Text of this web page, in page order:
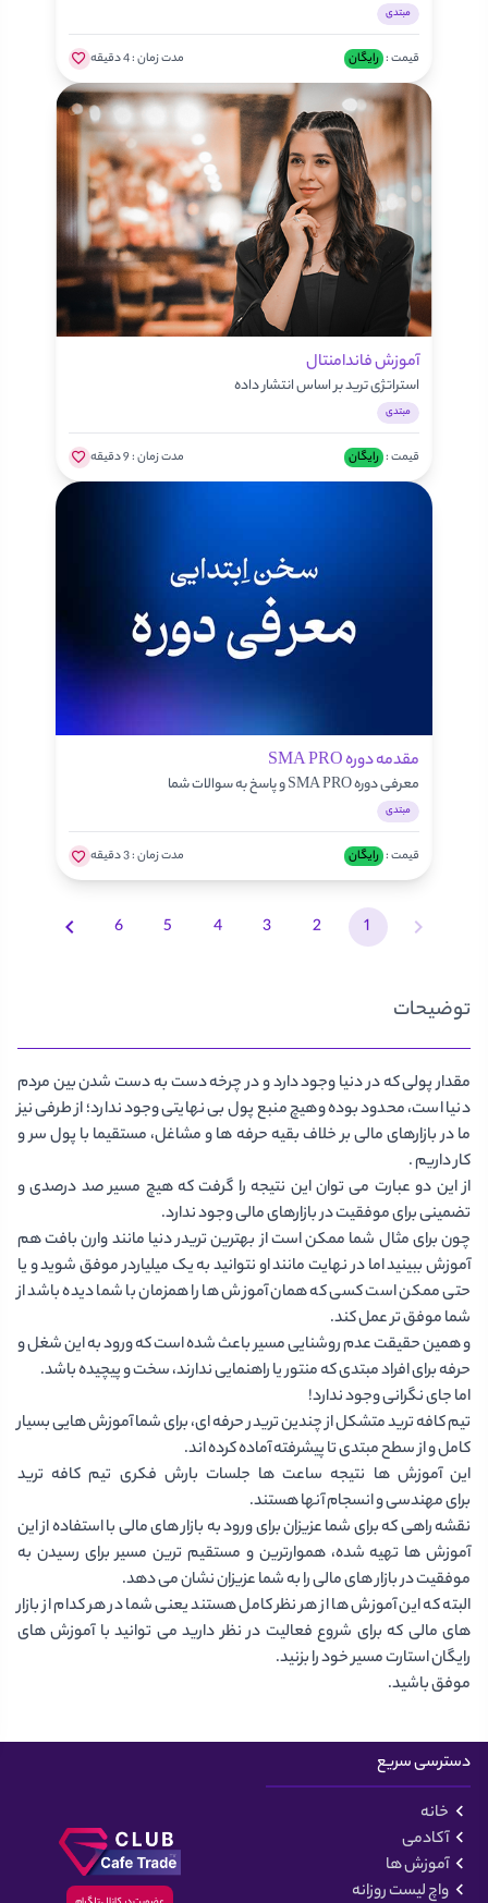
مبتدی
قیمت : رایگان مدت زمان :4 دقیقه
آموزش فاندامنتال
استراتژی ترید بر اساس انتشار داده
مبتدی
قیمت : رایگان مدت زمان :9 دقیقه
مقدمه دوره SMA PRO
معرفی دوره SMA PRO و پاسخ به سوالات شما
مبتدی
قیمت : رایگان مدت زمان :3 دقیقه
1
2
3
4
5
6
توضیحات
مقدار پولی که در دنیا وجود دارد و در چرخه دست به دست شدن بین مردم
دنیا است، محدود بوده وهیچ منبع پول بی نهایتی وجود ندارد؛ از طرفی نیز
ما در بازارهای مالی بر خلاف بقیه حرفه ها و مشاغل، مستقیما با پول سر و
کار داریم .
از این دو عبارت می توان این نتیجه را گرفت که هیچ مسیر صد درصدی و
تضمینی برای موفقیت در بازارهای مالی وجود ندارد.
چون برای مثال شما ممکن است از بهترین تریدر دنیا مانند وارن بافت هم
آموزش ببینید اما در نهایت مانند او نتوانید به یک میلیاردر موفق شوید و یا
حتی ممکن است کسی که همان آموزش ها را همزمان با شما دیده باشد از
شما موفق تر عمل کند.
و همین حقیقت عدم روشنایی مسیر باعث شده است که ورود به این شغل و
حرفه برای افراد مبتدی که منتور یا راهنمایی ندارند، سخت و پیچیده باشد.
اما جای نگرانی وجود ندارد!
تیم کافه ترید متشکل از چندین تریدر حرفه ای، برای شما آموزش هایی بسیار
کامل و از سطح مبتدی تا پیشرفته آماده کرده اند.
این آموزش ها نتیجه ساعت ها جلسات بارش فکری تیم کافه ترید
برای مهندسی و انسجام آنها هستند.
نقشه راهی که برای شما عزیزان برای ورود به بازار های مالی با استفاده از این
آموزش ها تهیه شده، هموارترین و مستقیم ترین مسیر برای رسیدن به
موفقیت در بازار های مالی را به شما عزیزان نشان می دهد.
البته که این آموزش ها از هر نظر کامل هستند یعنی شما در هر کدام از بازار
های مالی که برای شروع فعالیت در نظر دارید می توانید با آموزش های
رایگان استارت مسیر خود را بزنید.
موفق باشید.
دسترسی سریع
خانه
آکادمی
آموزش ها
واچ لیست روزانه